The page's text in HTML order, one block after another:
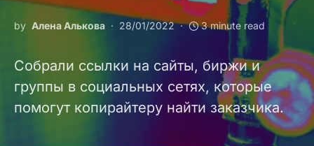
by Алена Алькова 28/01/2022 3 minute read
Собрали ссылки на сайты, биржи и
группы в социальных сетях, которые
помогут копирайтеру найти заказчика.